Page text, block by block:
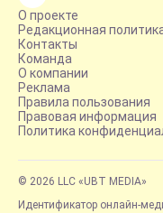
О проекте
Редакционная
Контакты
Команда
О компании
Реклама
Правила пользования
Правовая информация
Политика
© 2026 LLC «UBT MEDIA»
Идентификатор онлайн-